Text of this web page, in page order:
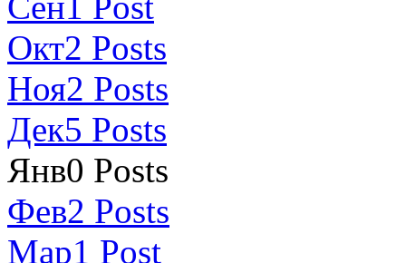
Окт2 Posts
Ноя2 Posts
Дек5 Posts
Янв0 Posts
Фев2 Posts
Мар1 Post